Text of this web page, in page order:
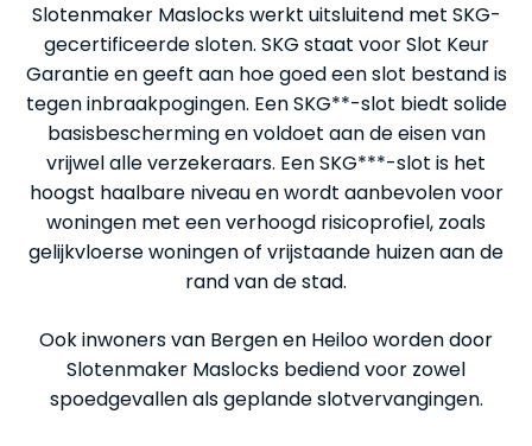
Slotenmaker Maslocks werkt uitsluitend met SKG-
gecertificeerde sloten. SKG staat voor Slot Keur
Garantie en geeft aan hoe goed een slot bestand is
tegen inbraakpogingen. Een SKG**-slot biedt solide
basisbescherming en voldoet aan de eisen van
vrijwel alle verzekeraars. Een SKG***-slot is het
hoogst haalbare niveau en wordt aanbevolen voor
woningen met een verhoogd risicoprofiel, zoals
gelijkvloerse woningen of vrijstaande huizen aan de
rand van de stad.
Ook inwoners van Bergen en Heiloo worden door
Slotenmaker Maslocks bediend voor zowel
spoedgevallen als geplande slotvervangingen.